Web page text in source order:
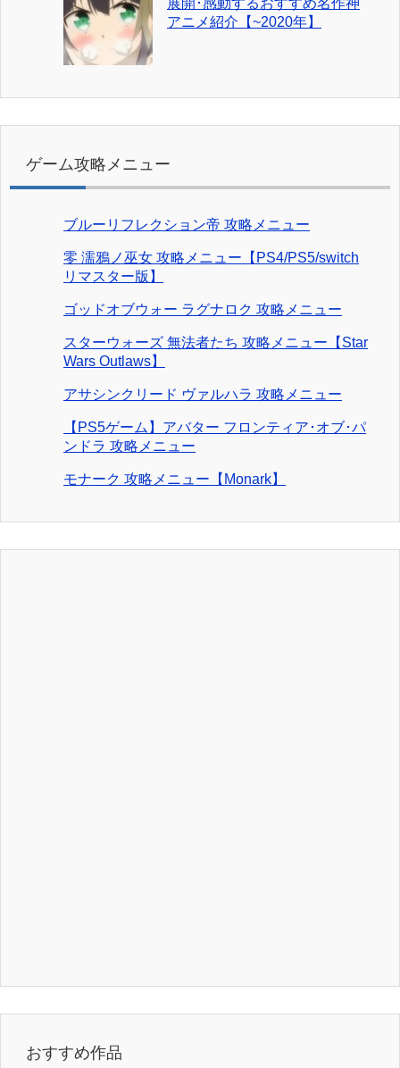
アニメ紹介【~2020年】
ゲーム攻略メニュー
ブルーリフレクション帝 攻略メニュー
零 濡鴉ノ巫女 攻略メニュー【PS4/PS5/switch
リマスター版】
ゴッドオブウォー ラグナロク 攻略メニュー
スターウォーズ 無法者たち 攻略メニュー【Star
Wars Outlaws】
アサシンクリード ヴァルハラ 攻略メニュー
【PS5ゲーム】アバター フロンティア･オブ･パ
ンドラ 攻略メニュー
モナーク 攻略メニュー【Monark】
おすすめ作品